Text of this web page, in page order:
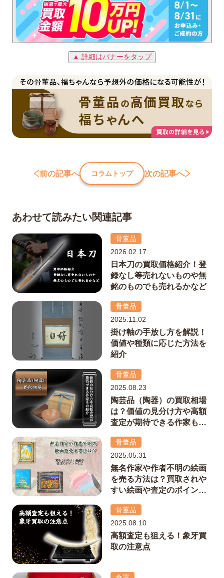
▲ 詳細はバナーをタップ
前の記事へ コラムトップ 次の記事へ
あわせて読みたい関連記事
骨董品
2026.02.17
日本刀の買取価格紹介！登
録なし等売れないものや無
銘のものでも売れるかなど
骨董品
2025.11.02
掛け軸の手放し方を解説！
価値や種類に応じた方法を
紹介
骨董品
2025.08.23
陶芸品（陶器）の買取相場
は？価値の見分け方や高額
査定が期待できる作家もの
骨董品
2025.05.31
無名作家や作者不明の絵画
を売る方法は？買取されや
すい絵画や査定のポイント
骨董品
2025.08.10
高額査定も狙える！象牙買
取の注意点